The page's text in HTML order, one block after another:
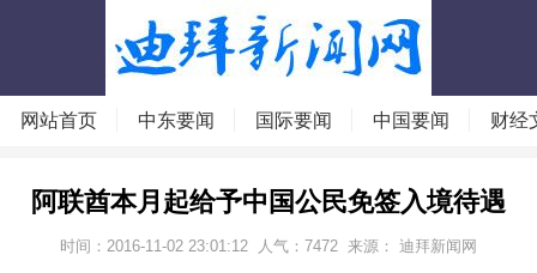
网站首页 中东要闻 国际要闻 中国要闻 财经
阿联酋本月起给予中国公民免签入境待遇
时间：2016-11-02 23:01:12 人气： 7472 来源： 迪拜新闻网